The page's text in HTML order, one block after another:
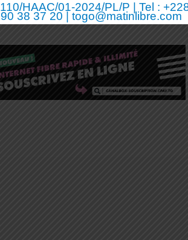
HAAC/01-2024/PL/P | Tel :
38 37 20 | togo@matinlibre.com